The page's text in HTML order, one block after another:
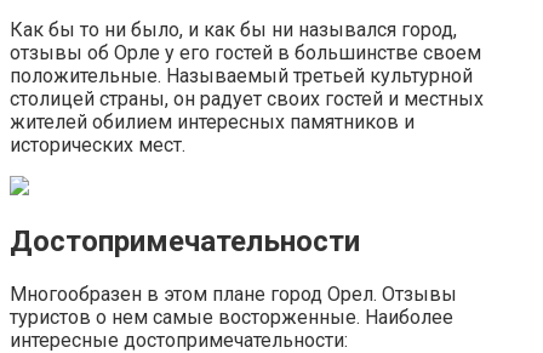
Как бы то ни было, и как бы ни назывался город,
отзывы об Орле у его гостей в большинстве своем
положительные. Называемый третьей культурной
столицей страны, он радует своих гостей и местных
жителей обилием интересных памятников и
исторических мест.
Достопримечательности
Многообразен в этом плане город Орел. Отзывы
туристов о нем самые восторженные. Наиболее
интересные достопримечательности: